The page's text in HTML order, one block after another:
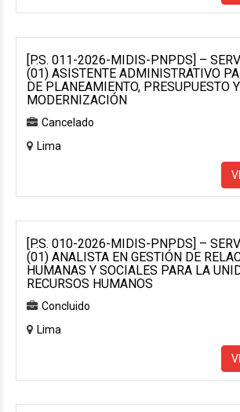
[P.S. 011-2026-MIDIS-PNPDS] –
(01) ASISTENTE ADMINISTRATIVO
DE PLANEAMIENTO, PRESUPUESTO Y
MODERNIZACIÓN
Cancelado
Lima
[P.S. 010-2026-MIDIS-PNPDS] –
(01) ANALISTA EN GESTIÓN DE
HUMANAS Y SOCIALES PARA LA
RECURSOS HUMANOS
Concluido
Lima